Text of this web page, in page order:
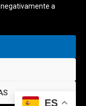
a
la transición
ES